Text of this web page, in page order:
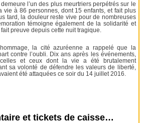
l’un des plus meurtriers perpétrés sur le
vie à 86 personnes, dont 15 enfants, et fait plus
tard, la douleur reste vive pour de nombreuses
témoigne également de la solidarité et
preuve depuis cette nuit tragique.
la cité azuréenne a rappelé que la
contre l’oubli. Dix ans après les événements,
celles et ceux dont la vie a été brutalement
sa volonté de défendre les valeurs de liberté,
été attaquées ce soir du 14 juillet 2016.
et tickets de caisse…